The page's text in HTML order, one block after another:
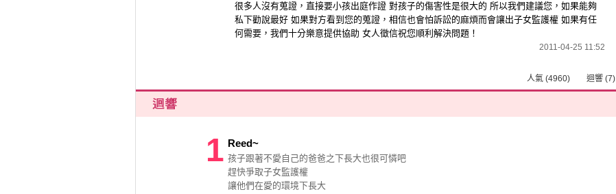
很多人沒有蒐證，直接要小孩出庭作證 對孩子的傷害性是很大的 所以我們建議您，如果能夠
私下勸說最好 如果對方看到您的蒐證，相信也會怕訴訟的麻煩而會讓出子女監護權 如果有任
何需要，我們十分樂意提供協助 女人徵信祝您順利解決問題！
2011-04-25 11:52
人氣 (4960) 迴響 (7)
1 Reed~
孩子跟著不愛自己的爸爸之下長大也很可憐吧
趕快爭取子女監護權
讓他們在愛的環境下長大